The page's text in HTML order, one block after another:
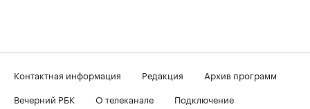
Контактная информация Редакция
Архив программ
Вечерний РБК
О телеканале
Подключение